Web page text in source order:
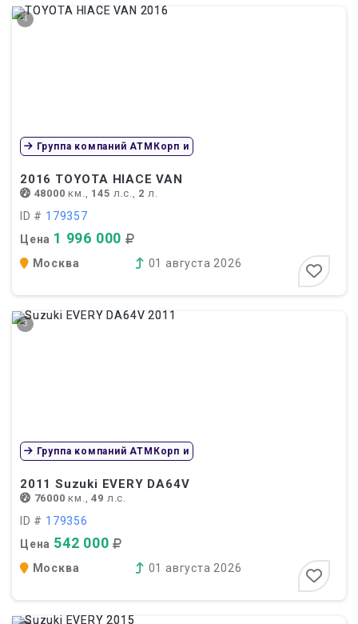
4
2016 TOYOTA HIACE VAN
48000 км., 145 л.с., 2 л.
ID # 179357
Цена 1 996 000
Группа компаний АТМКорп и
Москва 01 августа 2026
3
2011 Suzuki EVERY DA64V
76000 км.,49 л.с.
ID # 179356
Цена 542 000
Группа компаний АТМКорп и
Москва 01 августа 2026